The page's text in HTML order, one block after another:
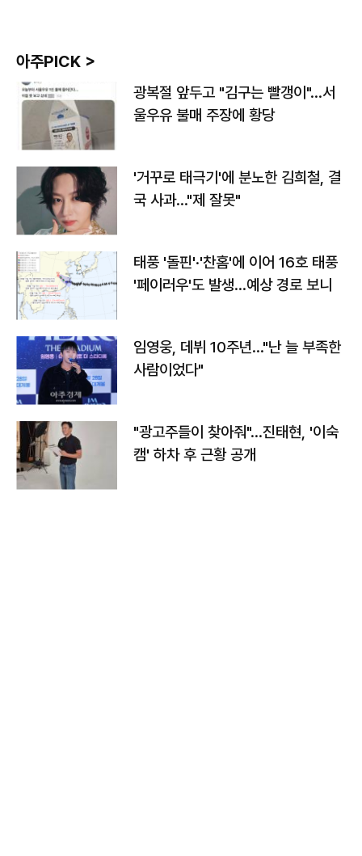
아주PICK >
광복절 앞두고 "김구는 빨갱이"…서
울우유 불매 주장에 황당
'거꾸로 태극기'에 분노한 김희철, 결
국 사과…"제 잘못"
태풍 '돌핀'·'찬홈'에 이어 16호 태풍
'페이러우'도 발생…예상 경로 보니
임영웅, 데뷔 10주년…"난 늘 부족한
사람이었다"
"광고주들이 찾아줘"…진태현, '이숙
캠' 하차 후 근황 공개